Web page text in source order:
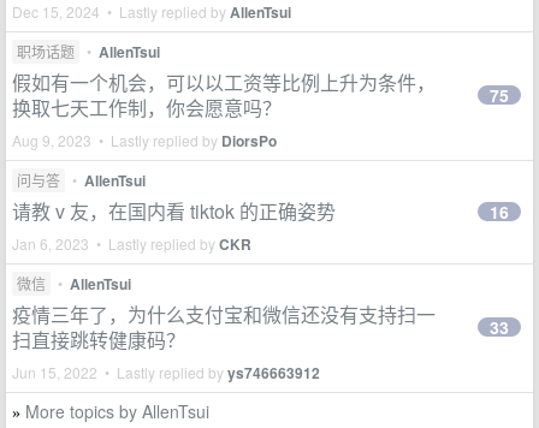
Dec 15, 2024 • Lastly replied byAllenTsui
职场话题 • AllenTsui
假如有一个机会，可以以工资等比例上升为条件，
换取七天工作制，你会愿意吗？
Aug 9, 2023 • Lastly replied by DiorsPo
75
问与答 • AllenTsui
请教 v 友，在国内看 tiktok 的正确姿势
Jan 6, 2023 • Lastly replied byCKR
16
微信 • AllenTsui
疫情三年了，为什么支付宝和微信还没有支持扫一
扫直接跳转健康码？
Jun 15, 2022 • Lastly replied byys746663912
33
» More topics by AllenTsui